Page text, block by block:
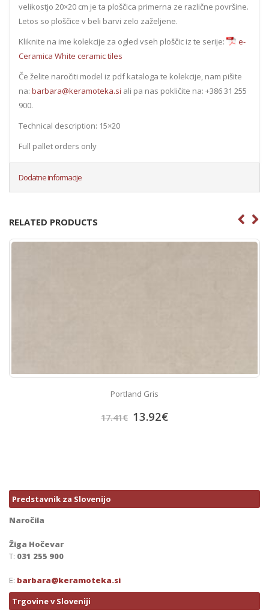
velikostjo 20×20 cm je ta ploščica primerna ze različne površine.
Letos so ploščice v beli barvi zelo zaželjene.
Kliknite na ime kolekcije za ogled vseh ploščic iz te serije:
e-
Ceramica White ceramic tiles
Če želite naročiti model iz pdf kataloga te kolekcije, nam pišite
na: barbara@keramoteka.si ali pa nas pokličite na: +386 31 255
900.
Technical description: 15×20
Full pallet orders only
Dodatne informacije
RELATED PRODUCTS
Portland Gris
17.41€ 13.92€
Predstavnik za Slovenijo
Naročila
Žiga Hočevar
T: 031 255 900
E: barbara@keramoteka.si
Trgovine v Sloveniji